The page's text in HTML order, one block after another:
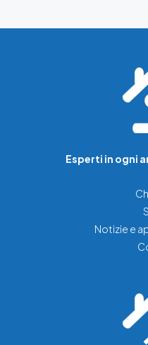
Esperti in ogni
Notizie e